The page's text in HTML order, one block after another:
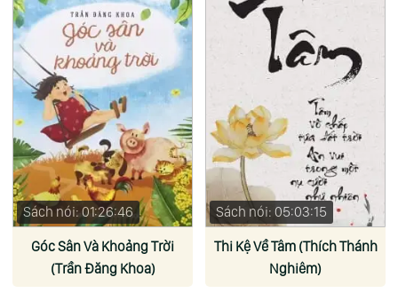
Sách nói: 01:26:46
Góc Sân Và Khoảng Trời
(Trần Đăng Khoa)
Sách nói: 05:03:15
Thi Kệ Về Tâm (Thích Thánh
Nghiêm)